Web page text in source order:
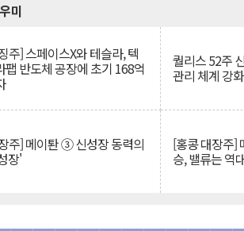
미
주] 스페이스X와 테슬라, 텍
팹 반도체 공장에 초기 168억 퀄리스 52주
관리 체계 강화
주] 메이퇀 ③ 신성장 동력의
장'
[홍콩 대장주]
승, 밸류는 역